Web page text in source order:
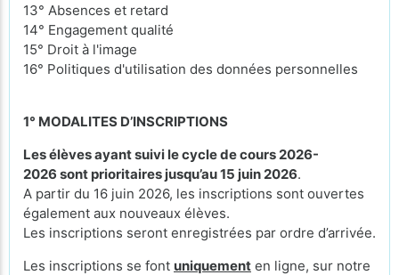
13° Absences et retard
14° Engagement qualité
15° Droit à l'image
16° Politiques d'utilisation des données personnelles
1° MODALITES D’INSCRIPTIONS
Les élèves ayant suivi le cycle de cours 2026-
2026 sont prioritaires jusqu’au 15 juin 2026.
A partir du 16 juin 2026, les inscriptions sont ouvertes
également aux nouveaux élèves.
Les inscriptions seront enregistrées par ordre d’arrivée.
Les inscriptions se font uniquement en ligne, sur notre